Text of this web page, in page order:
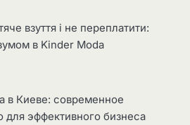
взуття і не переплатити:
в Kinder Moda
в Киеве: современное
для эффективного бизнеса